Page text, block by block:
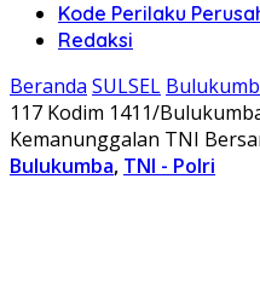
Kode Perilaku
Redaksi
Beranda SULSEL
117 Kodim 1411/
Kemanunggalan TNI
Bulukumba, TNI - Polri